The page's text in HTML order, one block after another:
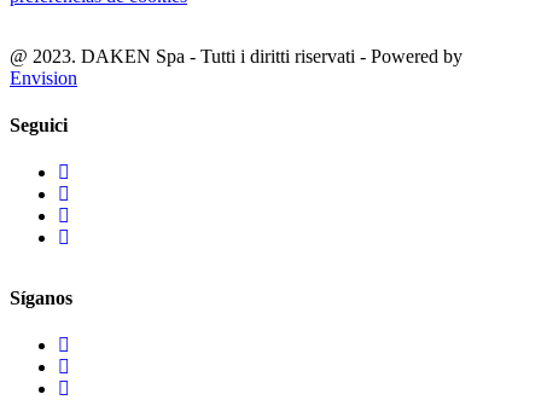
@ 2023. DAKEN Spa - Tutti i diritti riservati - Powered by
Envision
Seguici
Síganos